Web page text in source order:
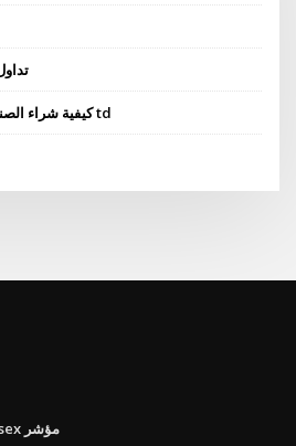
كيفية شراء الصناديق المشتركة عبر الإنترنت td
مؤشر سوق بورصة طوكيو sensex مؤشر